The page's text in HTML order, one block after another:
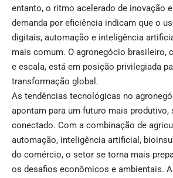
entanto, o ritmo acelerado de inovação
demanda por eficiência indicam que o
digitais, automação e inteligência
mais comum. O agronegócio brasileiro,
e escala, está em posição privilegiada
transformação global.
As tendências tecnológicas no
apontam para um futuro mais produtivo,
conectado. Com a combinação de
automação, inteligência artificial,
do comércio, o setor se torna mais
os desafios econômicos e ambientais.